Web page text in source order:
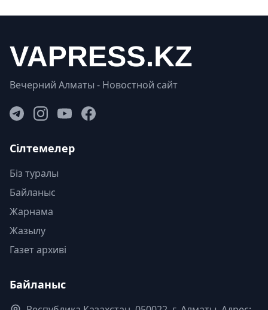
Вечерний Алматы - Новостной сайт
Сілтемелер
Біз туралы
Байланыс
Жарнама
Жазылу
Газет архиві
Байланыс